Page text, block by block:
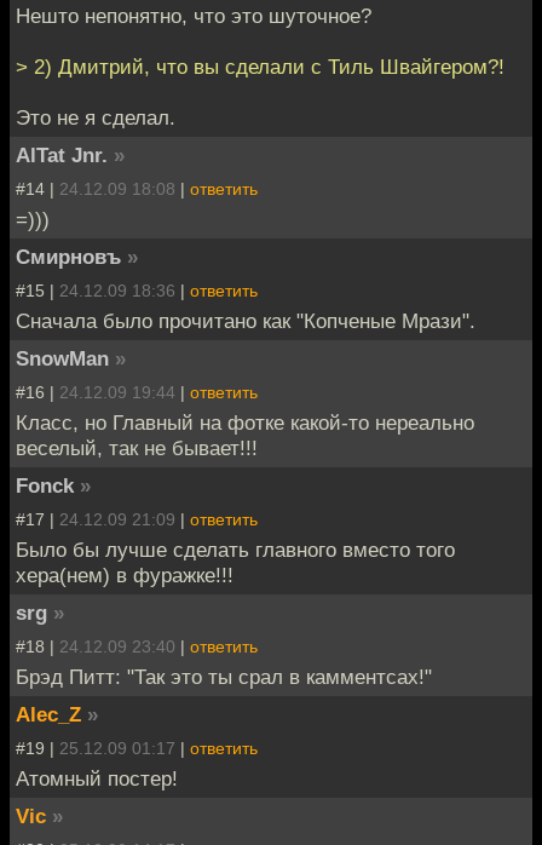
Нешто непонятно, что это шуточное?
> 2) Дмитрий, что вы сделали с Тиль Швайгером?!
Это не я сделал.
AlTat Jnr. »
#14 | 24.12.09 18:08 | ответить
=)))
Смирновъ »
#15 | 24.12.09 18:36 | ответить
Сначала было прочитано как "Копченые Мрази".
SnowMan »
#16 | 24.12.09 19:44 | ответить
Класс, но Главный на фотке какой-то нереально
веселый, так не бывает!!!
Fonck »
#17 | 24.12.09 21:09 | ответить
Было бы лучше сделать главного вместо того
хера(нем) в фуражке!!!
srg »
#18 | 24.12.09 23:40 | ответить
Брэд Питт: "Так это ты срал в камментсах!"
Alec_Z »
#19 | 25.12.09 01:17 | ответить
Атомный постер!
Vic »